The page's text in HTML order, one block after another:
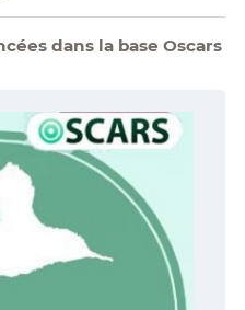
dans la base Oscars